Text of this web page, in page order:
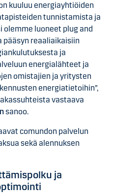
kuuluu energiayhtiöiden
tunnistamista ja
olemme luoneet plug and
pääsyn reaaliaikaisiin
ja
energialähteet ja
omistajien ja yritysten
energiatietoihin”,
vastaava
sanoo.
comundon palvelun
sekä alennuksen
ja